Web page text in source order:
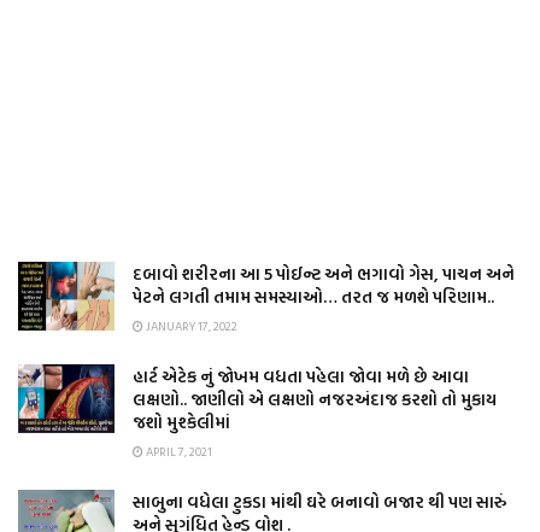
દબાવો શરીરના આ 5 પોઈન્ટ અને ભગાવો ગેસ, પાચન અને
પેટને લગતી તમામ સમસ્યાઓ… તરત જ મળશે પરિણામ..
JANUARY 17, 2022
હાર્ટ એટેક નું જોખમ વધતા પહેલા જોવા મળે છે આવા
લક્ષણો.. જાણીલો એ લક્ષણો નજરઅંદાજ કરશો તો મુકાય
જશો મુશ્કેલીમાં
APRIL 7, 2021
સાબુના વધેલા ટુકડા માંથી ઘરે બનાવો બજાર થી પણ સારું
અને સુગંધિત હેન્ડ વોશ .